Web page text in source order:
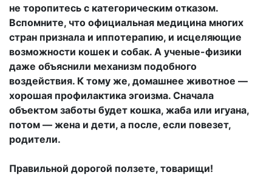
не торопитесь с категорическим отказом.
Вспомните, что официальная медицина многих
стран признала и иппотерапию, и исцеляющие
возможности кошек и собак. А ученые-физики
даже объяснили механизм подобного
воздействия. К тому же, домашнее животное —
хорошая профилактика эгоизма. Сначала
объектом заботы будет кошка, жаба или игуана,
потом — жена и дети, а после, если повезет,
родители.
Правильной дорогой ползете, товарищи!